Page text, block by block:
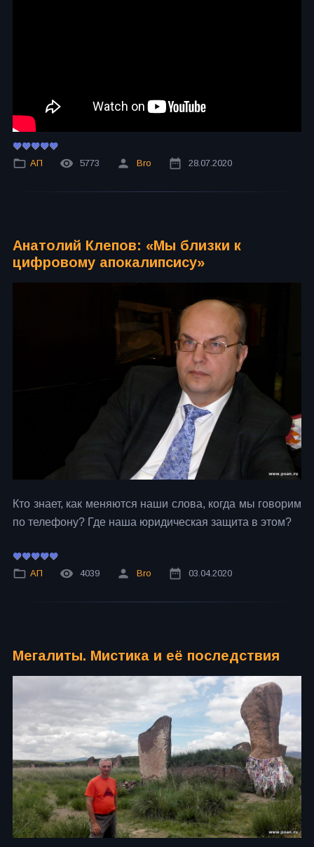
АП 5773 Bro 28.07.2020
Анатолий Клепов: «Мы близки к
цифровому апокалипсису»
Кто знает, как меняются наши слова, когда мы говорим
по телефону? Где наша юридическая защита в этом?
АП 4039 Bro 03.04.2020
Мегалиты. Мистика и её последствия